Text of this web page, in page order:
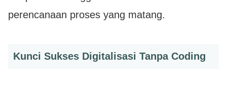
perencanaan proses yang matang.
Kunci Sukses Digitalisasi Tanpa Coding